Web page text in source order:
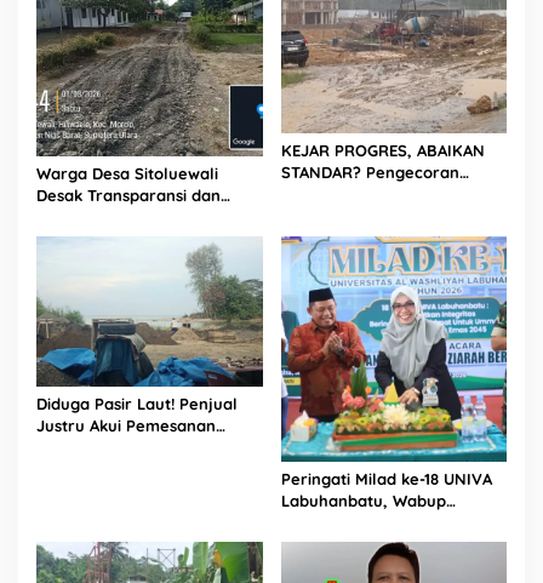
Warga Desa Sitoluewali
Desak Transparansi dan
Jalan, Diduga Minim
KEJAR PROGRES, ABAIKAN
STANDAR? Pengecoran
Konsultan, Pengawas dan
PPK Bungkam
Diduga Pasir Laut! Penjual
Justru Akui Pemesanan
Peringati Milad ke-18 UNIVA
Labuhanbatu, Wabup
Unggul Menuju Indonesia